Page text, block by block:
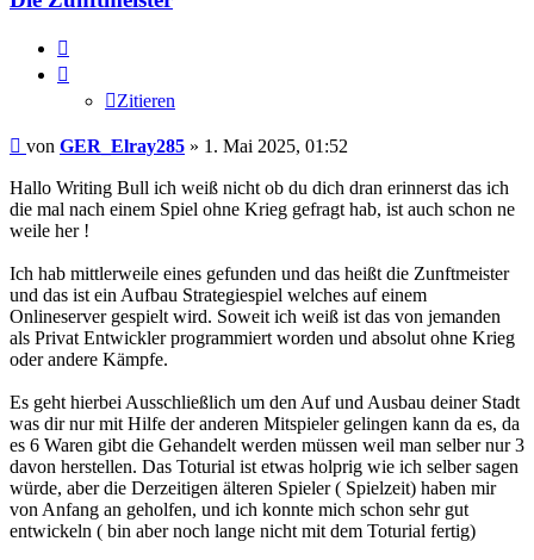
Zitieren
Beitrag
von GER_Elray285 » 1. Mai 2025, 01:52
Hallo Writing Bull ich weiß nicht ob du dich dran erinnerst das ich
die mal nach einem Spiel ohne Krieg gefragt hab, ist auch schon ne
weile her !
Ich hab mittlerweile eines gefunden und das heißt die Zunftmeister
und das ist ein Aufbau Strategiespiel welches auf einem
Onlineserver gespielt wird. Soweit ich weiß ist das von jemanden
als Privat Entwickler programmiert worden und absolut ohne Krieg
oder andere Kämpfe.
Es geht hierbei Ausschließlich um den Auf und Ausbau deiner Stadt
was dir nur mit Hilfe der anderen Mitspieler gelingen kann da es, da
es 6 Waren gibt die Gehandelt werden müssen weil man selber nur 3
davon herstellen. Das Toturial ist etwas holprig wie ich selber sagen
würde, aber die Derzeitigen älteren Spieler ( Spielzeit) haben mir
von Anfang an geholfen, und ich konnte mich schon sehr gut
entwickeln ( bin aber noch lange nicht mit dem Toturial fertig)